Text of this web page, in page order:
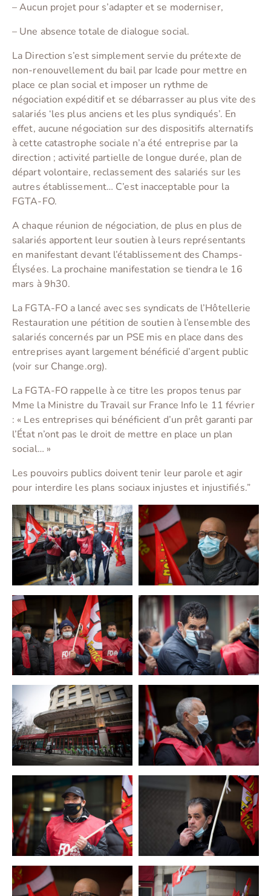
– Aucun projet pour s’adapter et se moderniser,
– Une absence totale de dialogue social.
La Direction s’est simplement servie du prétexte de
non-renouvellement du bail par Icade pour mettre en
place ce plan social et imposer un rythme de
négociation expéditif et se débarrasser au plus vite des
salariés ‘les plus anciens et les plus syndiqués’. En
effet, aucune négociation sur des dispositifs alternatifs
à cette catastrophe sociale n’a été entreprise par la
direction ; activité partielle de longue durée, plan de
départ volontaire, reclassement des salariés sur les
autres établissement… C’est inacceptable pour la
FGTA-FO.
A chaque réunion de négociation, de plus en plus de
salariés apportent leur soutien à leurs représentants
en manifestant devant l’établissement des Champs-
Élysées. La prochaine manifestation se tiendra le 16
mars à 9h30.
La FGTA-FO a lancé avec ses syndicats de l’Hôtellerie
Restauration une pétition de soutien à l’ensemble des
salariés concernés par un PSE mis en place dans des
entreprises ayant largement bénéficié d’argent public
(voir sur Change.org).
La FGTA-FO rappelle à ce titre les propos tenus par
Mme la Ministre du Travail sur France Info le 11 février
: « Les entreprises qui bénéficient d’un prêt garanti par
l’État n’ont pas le droit de mettre en place un plan
social… »
Les pouvoirs publics doivent tenir leur parole et agir
pour interdire les plans sociaux injustes et injustifiés.”